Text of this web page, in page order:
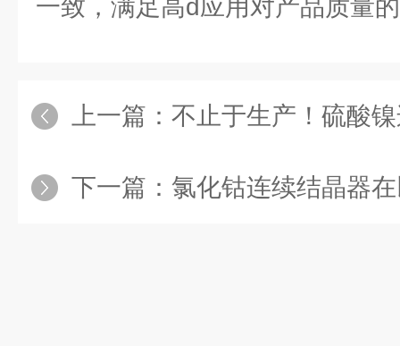
一致，满足高d应用对产品质量
上一篇： 不止于生产！硫酸镍连续结晶
下一篇： 氯化钴连续结晶器在以下